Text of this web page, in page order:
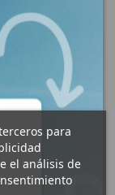
para
el análisis de